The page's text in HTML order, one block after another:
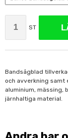
ST
Bandsågblad
och avverkning samt
aluminium, mässing,
järnhaltiga material.